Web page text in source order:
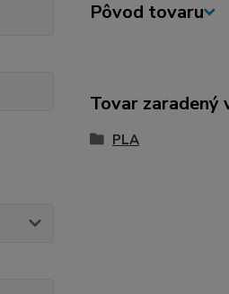
Pôvod tovaru
Tovar zaradený
PLA